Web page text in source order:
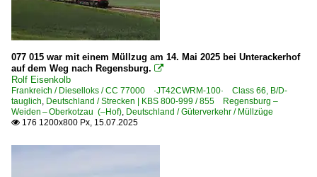
077 015 war mit einem Müllzug am 14. Mai 2025 bei Unterackerhof
auf dem Weg nach Regensburg. 
Rolf Eisenkolb
Frankreich / Dieselloks / CC 77000 ·JT42CWRM-100· Class 66, B/D-
tauglich, Deutschland / Strecken | KBS 800-999 / 855 Regensburg –
Weiden – Oberkotzau (–Hof), Deutschland / Güterverkehr / Müllzüge
 176 1200x800 Px, 15.07.2025